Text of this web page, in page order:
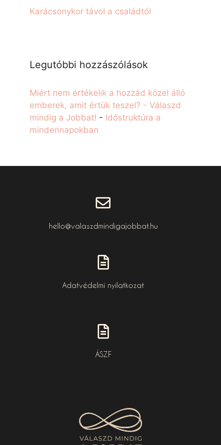
Karácsonykor távol a családtól
Legutóbbi hozzászólások
Miért nem értékelik a hozzád közel álló
emberek, amit értük teszel? - Válaszd
mindig a Jobbat! - Időstruktúra a
mindennapokban
hello@valaszdmindigajobbat.hu
Adatvédelmi nyilatkozat
ÁSZF